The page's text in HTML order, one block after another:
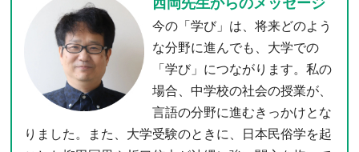
西岡先生からのメッセージ
今の「学び」は、将来どのよう
な分野に進んでも、大学での
「学び」につながります。私の
場合、中学校の社会の授業が、
言語の分野に進むきっかけとな
りました。また、大学受験のときに、日本民俗学を起